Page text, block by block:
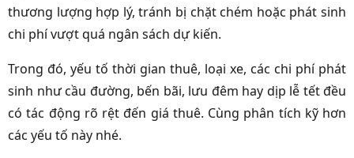
thương lượng hợp lý, tránh bị chặt chém hoặc phát sinh
chi phí vượt quá ngân sách dự kiến.
Trong đó, yếu tố thời gian thuê, loại xe, các chi phí phát
sinh như cầu đường, bến bãi, lưu đêm hay dịp lễ tết đều
có tác động rõ rệt đến giá thuê. Cùng phân tích kỹ hơn
các yếu tố này nhé.